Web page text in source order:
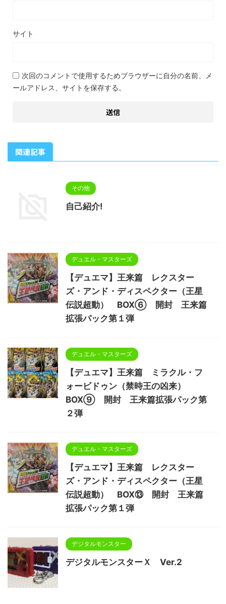
サイト
次回のコメントで使用するためブラウザーに自分の名前、メ
ールアドレス、サイトを保存する。
関連記事
その他
自己紹介!
デュエル・マスターズ
【デュエマ】王来篇 レクスター
ズ・アンド・ディスペクター（王星
伝説超動） BOX⑥ 開封 王来篇
拡張パック第１弾
デュエル・マスターズ
【デュエマ】王来篇 ミラクル・フ
ォービドゥン（禁時王の凶来）
BOX⑨ 開封 王来篇拡張パック第
２弾
デュエル・マスターズ
【デュエマ】王来篇 レクスター
ズ・アンド・ディスペクター（王星
伝説超動） BOX⑬ 開封 王来篇
拡張パック第１弾
デジタルモンスター
デジタルモンスターＸ Ver.2